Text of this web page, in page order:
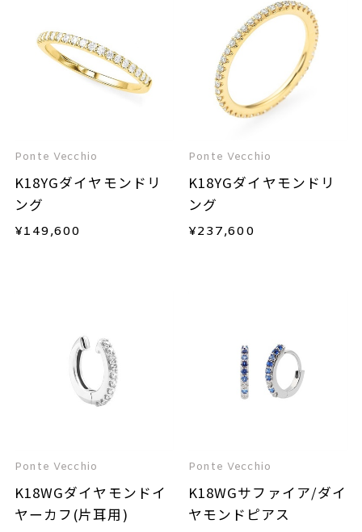
Ponte Vecchio
K18YGダイヤモンドリ
ング
¥149,600
Ponte Vecchio
K18YGダイヤモンドリ
ング
¥237,600
Ponte Vecchio
K18WGダイヤモンドイ
ヤーカフ(片耳用)
Ponte Vecchio
K18WGサファイア/ダイ
ヤモンドピアス